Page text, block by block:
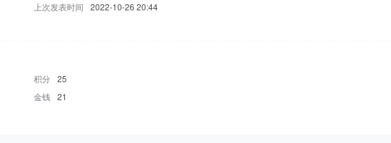
上次发表时间
2022-10-26 20:44
积分 25
金钱 21